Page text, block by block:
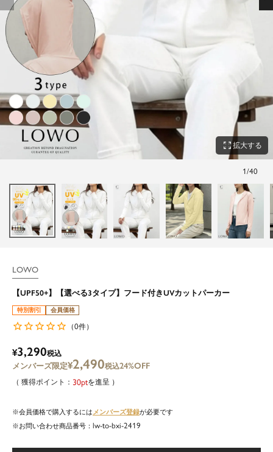
zoom_out_map拡大する
1/40
LOWO
【UPF50+】【選べる3タイプ】フード付きUVカットパーカー
特別割引 会員価格
（0件）
¥3,290税込
¥2,490税込24%OFF
30 を進呈
会員価格で購入するには メンバーズ登録が必要です
商品番号
lw-to-bxi-2419